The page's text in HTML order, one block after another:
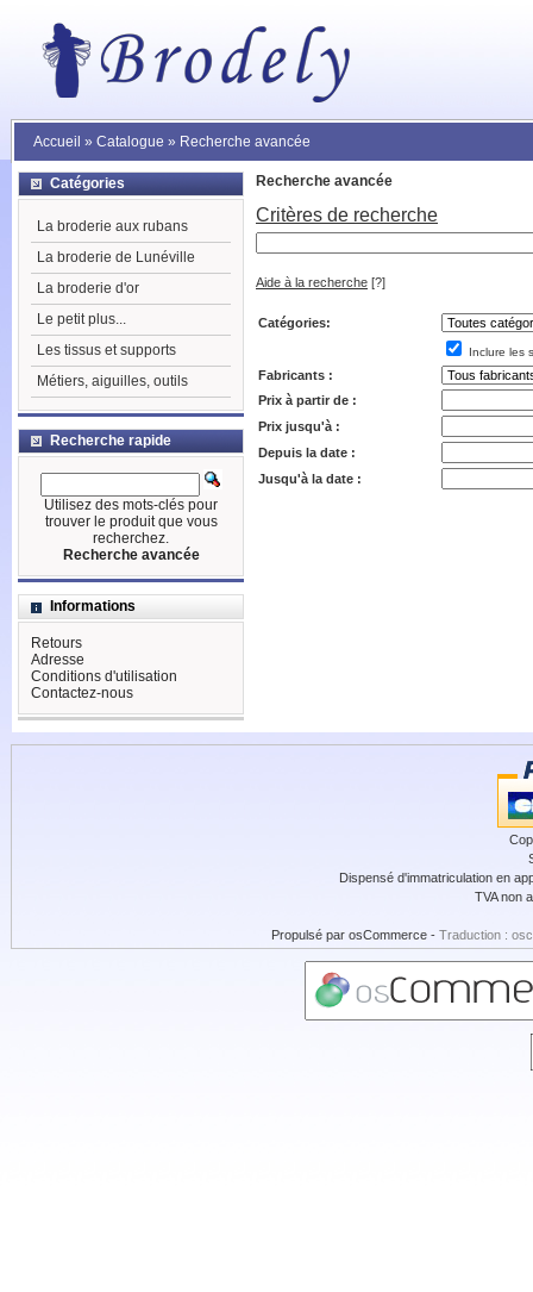
Accueil » Catalogue » Recherche avancée
Recherche avancée
Critères de recherche
Aide à la recherche [?]
Catégories:
Inclure les
Fabricants :
Prix à partir de :
Prix jusqu'à :
Depuis la date :
Jusqu'à la date :
Catégories
La broderie aux rubans
La broderie de Lunéville
La broderie d'or
Le petit plus...
Les tissus et supports
Métiers, aiguilles, outils
Recherche rapide
Utilisez des mots-clés pour
trouver le produit que vous
recherchez.
Recherche avancée
Informations
Retours
Adresse
Conditions d'utilisation
Contactez-nous
Dispensé d'immatriculation en
TVA non
Propulsé par osCommerce - Traduction :